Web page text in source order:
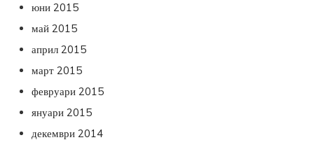
юни 2015
май 2015
април 2015
март 2015
февруари 2015
януари 2015
декември 2014